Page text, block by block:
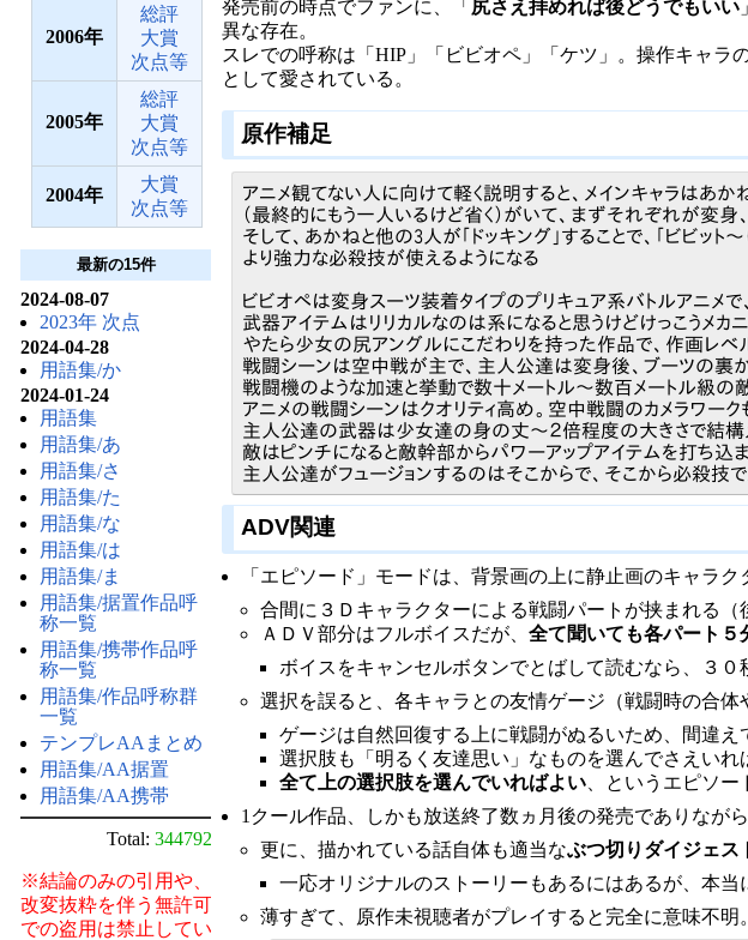
2006
総評
大賞
次点等
2005
総評
大賞
次点等
2004
大賞
次点等
最新の15件
2024-08-07
2023年 次点
2024-04-28
用語集/か
2024-01-24
用語集
用語集/あ
用語集/さ
用語集/た
用語集/な
用語集/は
用語集/ま
用語集/据置作品呼
称一覧
用語集/携帯作品呼
称一覧
用語集/作品呼称群
一覧
テンプレAAまとめ
用語集/AA据置
用語集/AA携帯
Total: 344792
※結論のみの引用や、
改変抜粋を伴う無許可
での盗用は禁止してい
発売前の時点でファンに、「 尻さえ拝めれば後どうでもいい
異な存在。
スレでの呼称は「HIP」「ビビオペ」「ケツ」。操作キャラ
として愛されている。
原作補足
アニメ観てない人に向けて軽く説明すると、メインキャラはあかね
（最終的にもう一人いるけど省く）がいて、まずそれぞれが変身、
そして、あかねと他の3人が「ドッキング」することで、「ビビッ
より強力な必殺技が使えるようになる
ビビオペは変身スーツ装着タイプのプリキュア系バトルアニメ
武器アイテムはリリカルなのは系になると思うけどけっこうメカニ
やたら少女の尻アングルにこだわりを持った作品で、作画レベ
戦闘シーンは空中戦が主で、主人公達は変身後、ブーツの裏か
戦闘機のような加速と挙動で数十メートル～数百メートル級の敵
アニメの戦闘シーンはクオリティ高め。空中戦闘のカメラワーク
主人公達の武器は少女達の身の丈～２倍程度の大きさで結構メ
敵はピンチになると敵幹部からパワーアップアイテムを打ち込
主人公達がフュージョンするのはそこからで、そこから必殺技で
ADV関連
「エピソード」モードは、背景画の上に静止画のキャラ
合間に３Ｄキャラクターによる戦闘パートが挟まれる（
ＡＤＶ部分はフルボイスだが、 全て聞いても各パート５
ボイスをキャンセルボタンでとばして読むなら、３０
選択を誤ると、各キャラとの友情ゲージ（戦闘時の合体
ゲージは自然回復する上に戦闘がぬるいため、間違え
選択肢も「明るく友達思い」なものを選んでさえいれ
全て上の選択肢を選んでいればよい 、というエピソー
1クール作品、しかも放送終了数ヵ月後の発売でありながら
更に、描かれている話自体も適当なぶつ切りダイジェス
一応オリジナルのストーリーもあるにはあるが、本当
薄すぎて、原作未視聴者がプレイすると完全に意味不明